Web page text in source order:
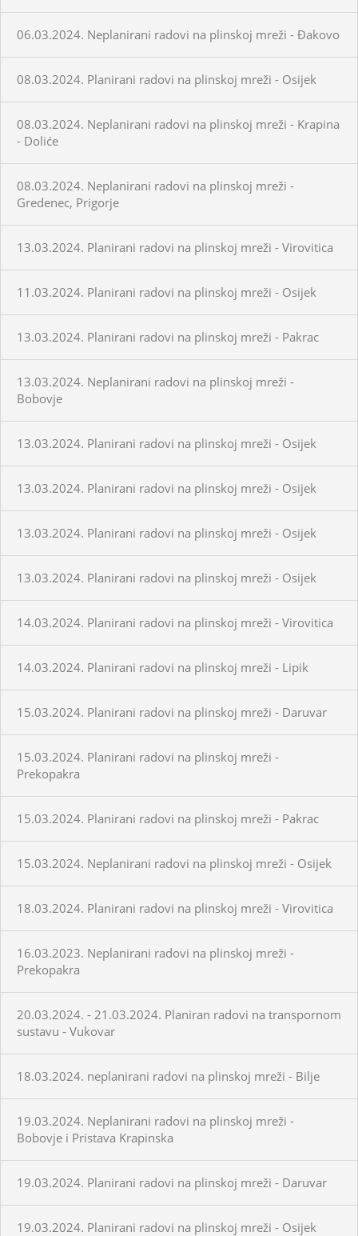
06.03.2024. Neplanirani radovi na plinskoj mreži - Đakovo
08.03.2024. Planirani radovi na plinskoj mreži - Osijek
08.03.2024. Neplanirani radovi na plinskoj mreži - Krapina
- Doliće
08.03.2024. Neplanirani radovi na plinskoj mreži -
Gredenec, Prigorje
13.03.2024. Planirani radovi na plinskoj mreži - Virovitica
11.03.2024. Planirani radovi na plinskoj mreži - Osijek
13.03.2024. Planirani radovi na plinskoj mreži - Pakrac
13.03.2024. Neplanirani radovi na plinskoj mreži -
Bobovje
13.03.2024. Planirani radovi na plinskoj mreži - Osijek
13.03.2024. Planirani radovi na plinskoj mreži - Osijek
13.03.2024. Planirani radovi na plinskoj mreži - Osijek
13.03.2024. Planirani radovi na plinskoj mreži - Osijek
14.03.2024. Planirani radovi na plinskoj mreži - Virovitica
14.03.2024. Planirani radovi na plinskoj mreži - Lipik
15.03.2024. Planirani radovi na plinskoj mreži - Daruvar
15.03.2024. Planirani radovi na plinskoj mreži -
Prekopakra
15.03.2024. Planirani radovi na plinskoj mreži - Pakrac
15.03.2024. Neplanirani radovi na plinskoj mreži - Osijek
18.03.2024. Planirani radovi na plinskoj mreži - Virovitica
16.03.2023. Neplanirani radovi na plinskoj mreži -
Prekopakra
20.03.2024. - 21.03.2024. Planiran radovi na transpornom
sustavu - Vukovar
18.03.2024. neplanirani radovi na plinskoj mreži - Bilje
19.03.2024. Neplanirani radovi na plinskoj mreži -
Bobovje i Pristava Krapinska
19.03.2024. Planirani radovi na plinskoj mreži - Daruvar
19.03.2024. Planirani radovi na plinskoj mreži - Osijek